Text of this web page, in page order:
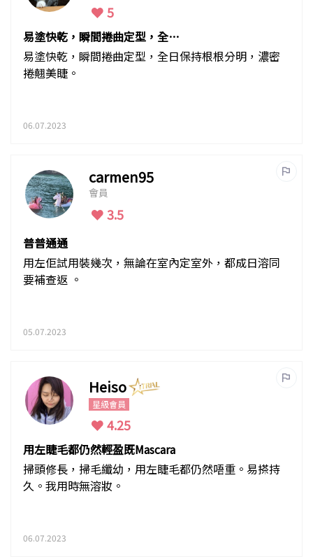
5
易塗快乾，瞬間捲曲定型，全日
保持根根分明
易塗快乾，瞬間捲曲定型，全日保持根根分明，濃密
捲翹美睫。
06.07.2023
carmen95
會員
3.5
普普通通
用左佢試用裝幾次，無論在室內定室外，都成日溶同
要補查返 。
05.07.2023
Heiso
星級會員
4.25
用左睫毛都仍然輕盈既Mascara
掃頭修長，掃毛纖幼，用左睫毛都仍然唔重。易搽持
久。我用時無溶妝。
06.07.2023